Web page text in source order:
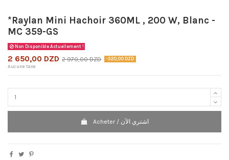
*Raylan Mini Hachoir 360ML , 200 W, Blanc -
MC 359-GS
Non Disponible Actuellement !
2 650,00 DZD 2 970,00 DZD -320,00 DZD
Aucune taxe
Acheter / اشتري الآن